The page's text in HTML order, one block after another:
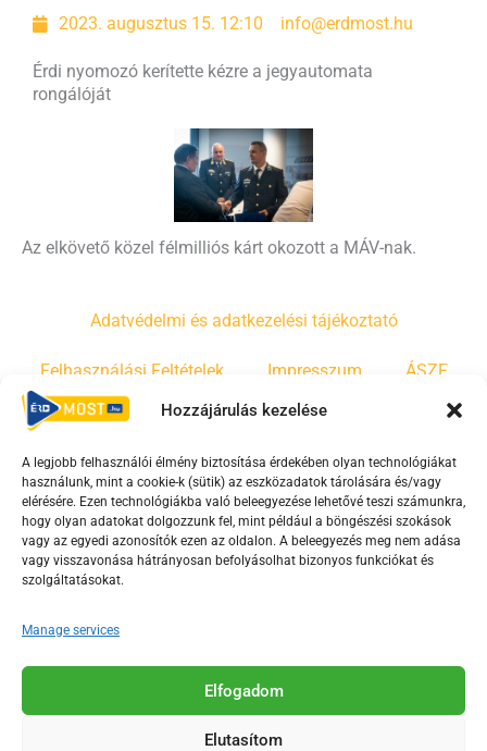
Hozzájárulás kezelése
A legjobb felhasználói élmény biztosítása érdekében olyan technológiákat
használunk, mint a cookie-k (sütik) az eszközadatok tárolására és/vagy
elérésére. Ezen technológiákba való beleegyezése lehetővé teszi számunkra,
hogy olyan adatokat dolgozzunk fel, mint például a böngészési szokások
vagy az egyedi azonosítók ezen az oldalon. A beleegyezés meg nem adása
vagy visszavonása hátrányosan befolyásolhat bizonyos funkciókat és
szolgáltatásokat.
Manage services
Elfogadom
Elutasítom
2023. augusztus 15. 12:10 info@erdmost.hu
Érdi nyomozó kerítette kézre a jegyautomata
rongálóját
Az elkövető közel félmilliós kárt okozott a MÁV-nak.
Adatvédelmi és adatkezelési tájékoztató
Felhasználási Feltételek Impresszum ÁSZF
Irányelvek Moderálási szabályzat
F
a
c
e
o
o
-
Y
o
u
t
b
e
s
T
i
k
Az Érd Média médiaszolgáltatási tevékenységét a
Médiatanács a Magyar Média Mecenatúra program